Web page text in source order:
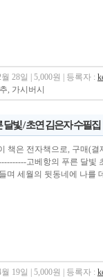
월 28일 | 5,000원 | 등록자 :
, 가시버시
빛 / 초연 김은자 수필집
책은 전자책으로, 구매(
고베항의 푸른 달빛
며 세월의 뒷동네에 나를
월 19일 | 5,000원 | 등록자 :